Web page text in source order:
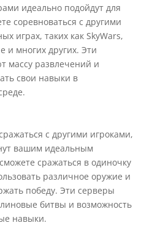
идеально подойдут для
соревноваться с другими
играх, таких как SkyWars,
и многих других. Эти
массу развлечений и
свои навыки в
с другими игроками,
вашим идеальным
сражаться в одиночку
различное оружие и
победу. Эти серверы
битвы и возможность
навыки.